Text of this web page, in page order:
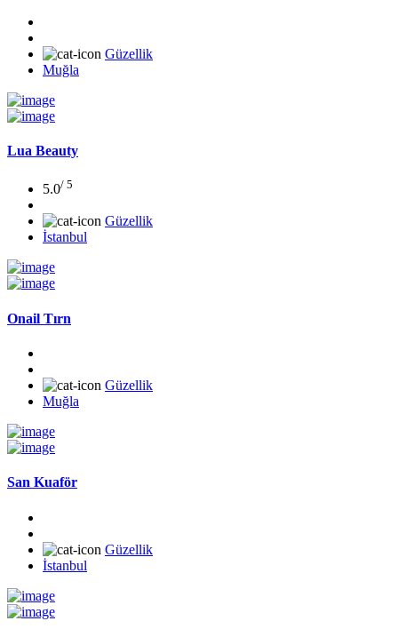
Güzellik
Muğla
Lua Beauty
5.0/ 5
Güzellik
İstanbul
Onail Tırn
Güzellik
Muğla
San Kuaför
Güzellik
İstanbul